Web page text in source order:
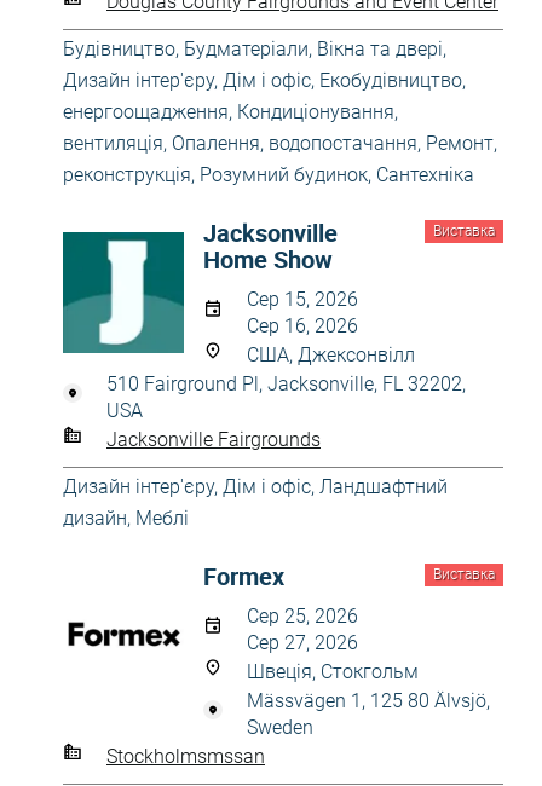
Будівництво, Будматеріали, Вікна та двері,
Дизайн інтер'єру, Дім і офіс, Екобудівництво,
енергоощадження, Кондиціонування,
вентиляція, Опалення, водопостачання, Ремонт,
реконструкція, Розумний будинок, Сантехніка
Виставка
Jacksonville
Home Show
Сер 15, 2026
Сер 16, 2026
США, Джексонвілл
510 Fairground Pl, Jacksonville, FL 32202,
USA
Jacksonville Fairgrounds
Дизайн інтер'єру, Дім і офіс, Ландшафтний
дизайн, Меблі
Виставка
Formex
Сер 25, 2026
Сер 27, 2026
Швеція, Стокгольм
Mässvägen 1, 125 80 Älvsjö,
Sweden
Stockholmsmssan